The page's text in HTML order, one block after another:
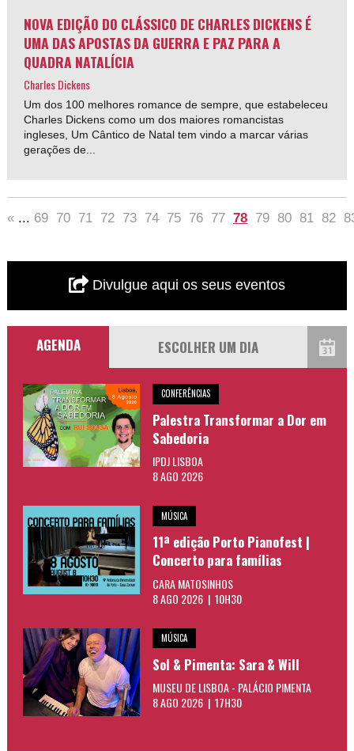
NOVA EDIÇÃO DO CLÁSSICO DE CHARLES DICKENS É
UMA DAS APOSTAS DA GUERRA E PAZ PARA A
QUADRA NATALÍCIA
Charles Dickens
Um dos 100 melhores romance de sempre, que estabeleceu
Charles Dickens como um dos maiores romancistas
ingleses, Um Cântico de Natal tem vindo a marcar várias
gerações de...
« ... 69 70 71 72 73 74 75 76 77 78 79 80 81 82
Divulgue aqui os seus eventos
AGENDA
CONFERÊNCIAS
Palestra Transformar a Dor em
Sabedoria
IPDJ LISBOA
8 AGO 2026
MÚSICA
11ª edição Porto Pianofest |
Concerto para famílias
CARA MATOSINHOS
8 AGO 2026 | 10H30
MÚSICA
Sol & Pimenta: Sara & Will
MUSEU DE LISBOA - PALÁCIO PIMENTA
8 AGO 2026 | 17H30